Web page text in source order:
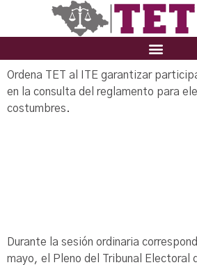
Ordena TET al ITE garantizar
en la consulta del reglamento para
costumbres.
Durante la sesión ordinaria
mayo, el Pleno del Tribunal Electoral